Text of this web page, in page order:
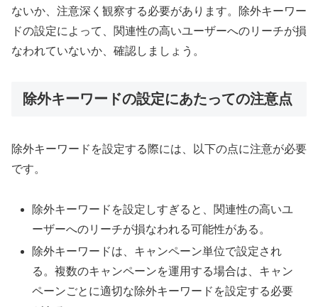
ないか、注意深く観察する必要があります。除外キーワー
ドの設定によって、関連性の高いユーザーへのリーチが損
なわれていないか、確認しましょう。
除外キーワードの設定にあたっての注意点
除外キーワードを設定する際には、以下の点に注意が必要
です。
除外キーワードを設定しすぎると、関連性の高いユ
ーザーへのリーチが損なわれる可能性がある。
除外キーワードは、キャンペーン単位で設定され
る。複数のキャンペーンを運用する場合は、キャン
ペーンごとに適切な除外キーワードを設定する必要